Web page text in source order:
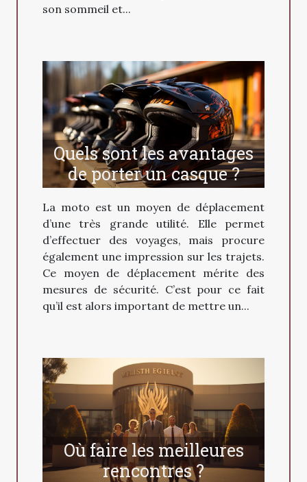
son sommeil et...
Quels sont les avantages
de porter un casque ?
La moto est un moyen de déplacement
d’une très grande utilité. Elle permet
d’effectuer des voyages, mais procure
également une impression sur les trajets.
Ce moyen de déplacement mérite des
mesures de sécurité. C’est pour ce fait
qu’il est alors important de mettre un...
Où faire les meilleures
rencontres ?